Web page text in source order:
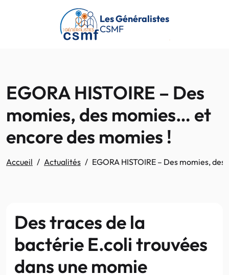
Passer au contenu principal
Les Généralistes
CSMF
EGORA HISTOIRE – Des
momies, des momies… et
encore des momies !
Accueil Actualités EGORA HISTOIRE – Des momies,
Des traces de la
bactérie E.coli trouvées
dans une momie